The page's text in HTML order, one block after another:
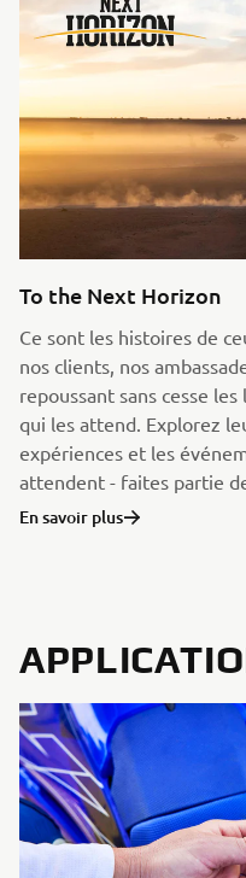
To the Next Horizon
Ce sont les histoires de
nos clients, nos
repoussant sans cesse
qui les attend. Explorez
expériences et les
attendent - faites partie
En savoir plus